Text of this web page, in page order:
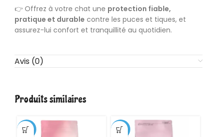
👉 Offrez à votre chat une protection fiable,
pratique et durable contre les puces et tiques, et
assurez-lui confort et tranquillité au quotidien.
Avis (0)
Produits similaires
-1% -11%